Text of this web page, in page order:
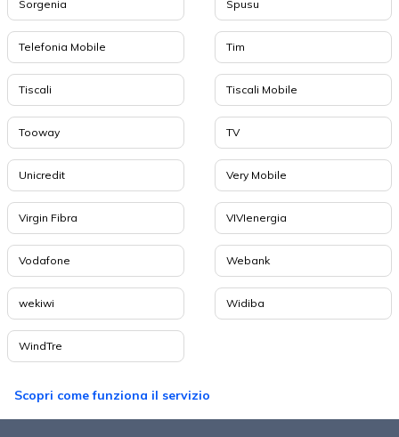
Sorgenia Spusu
Telefonia Mobile Tim
Tiscali Tiscali Mobile
Tooway TV
Unicredit Very Mobile
Virgin Fibra VIVIenergia
Vodafone Webank
wekiwi Widiba
WindTre
Scopri come funziona il servizio